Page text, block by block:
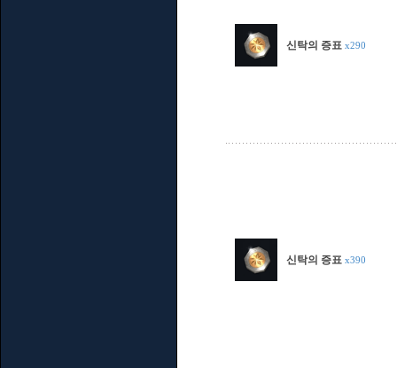
신탁의 증표 x290
신탁의 증표 x390